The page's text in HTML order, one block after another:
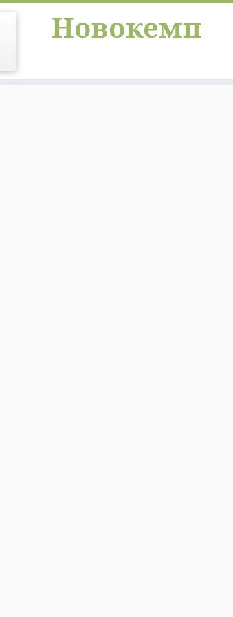
Новокемп